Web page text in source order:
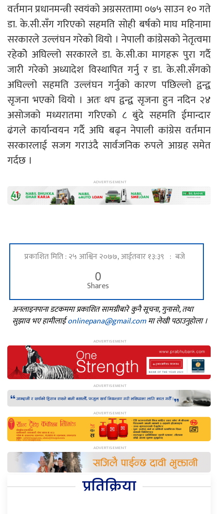
वर्तमान प्रधानमन्त्री स्वयंको अग्रसरतामा ०७५ साउन १० गते
डा. के.सी.सँग गरिएको सहमति सोही बर्षको माघ महिनामा
सरकारले उल्लंघन गरेको थियो । नेपाली कांग्रेसको नेतृत्वमा
रहेकोे अघिल्लो सरकारले डा. के.सी.का मागहरू पुरा गर्दै
जारी गरेको अध्यादेश विस्थापित गर्नु र डा. के.सी.सँगको
अघिल्लो सहमति उल्लंघन गर्नुको कारण पछिल्लो द्वन्द्व
सृजना भएको थियो । अतः थप द्वन्द्व सृजना हुन नदिन २४
असोजको मध्यरातमा गरिएको ८ बुंदे सहमति ईमान्दार
ढंगले कार्यान्वयन गर्दै अघि बढ्न नेपाली कांग्रेस वर्तमान
सरकारलाई सजग गराउंदै सार्वजनिक रुपले आग्रह समेत
गर्दछ ।
प्रकाशित मिति : २५ आश्विन २०७७, आईतवार १३:३९ : बजे
0
Shares
अनलाइनपाना डटकममा प्रकाशित सामग्रीबारे कुनै सूचना, गुनासो, तथा
सुझाव भए हामीलाईonlinepana@gmail.comमा लेखी पठाउनुहोला ।
प्रतिक्रिया